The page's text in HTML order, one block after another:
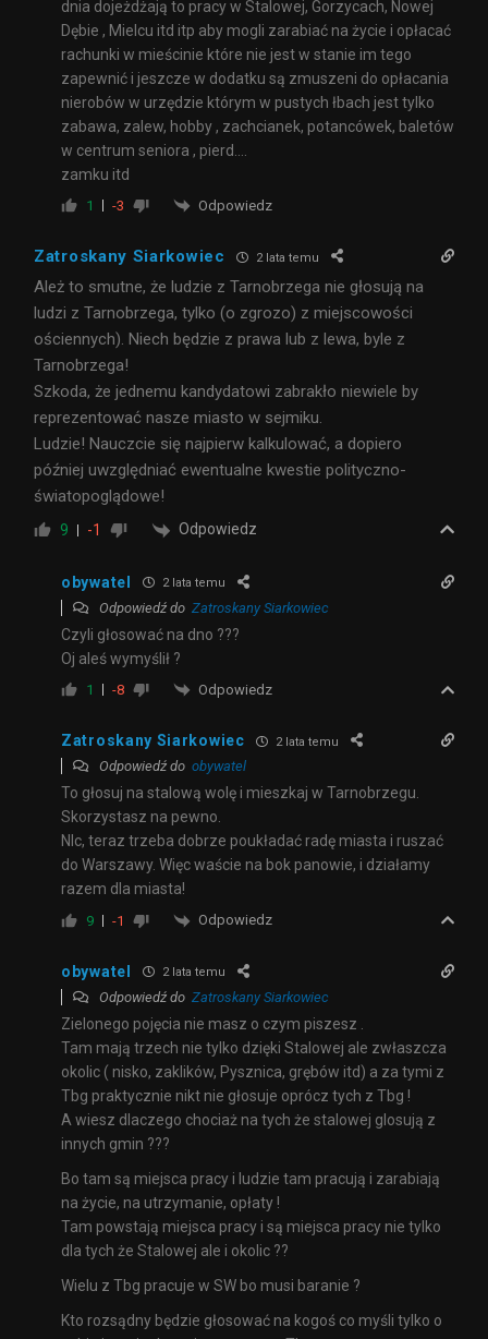
dnia dojeżdżają to pracy w Stalowej, Gorzycach, Nowej
Dębie , Mielcu itd itp aby mogli zarabiać na życie i opłacać
rachunki w mieścinie które nie jest w stanie im tego
zapewnić i jeszcze w dodatku są zmuszeni do opłacania
nierobów w urzędzie którym w pustych łbach jest tylko
zabawa, zalew, hobby , zachcianek, potancówek, baletów
w centrum seniora , pierd….
zamku itd
1 -3 Odpowiedz
Zatroskany Siarkowiec 2 lata temu
Ależ to smutne, że ludzie z Tarnobrzega nie głosują na
ludzi z Tarnobrzega, tylko (o zgrozo) z miejscowości
ościennych). Niech będzie z prawa lub z lewa, byle z
Tarnobrzega!
Szkoda, że jednemu kandydatowi zabrakło niewiele by
reprezentować nasze miasto w sejmiku.
Ludzie! Nauczcie się najpierw kalkulować, a dopiero
później uwzględniać ewentualne kwestie polityczno-
światopoglądowe!
9 -1 Odpowiedz
obywatel 2 lata temu
Odpowiedź do Zatroskany Siarkowiec
Czyli głosować na dno ???
Oj aleś wymyślił ?
1 -8 Odpowiedz
Zatroskany Siarkowiec 2 lata temu
Odpowiedź do obywatel
To głosuj na stalową wolę i mieszkaj w Tarnobrzegu.
Skorzystasz na pewno.
NIc, teraz trzeba dobrze poukładać radę miasta i ruszać
do Warszawy. Więc waście na bok panowie, i działamy
razem dla miasta!
9 -1 Odpowiedz
obywatel 2 lata temu
Odpowiedź do Zatroskany Siarkowiec
Zielonego pojęcia nie masz o czym piszesz .
Tam mają trzech nie tylko dzięki Stalowej ale zwłaszcza
okolic ( nisko, zaklików, Pysznica, grębów itd) a za tymi z
Tbg praktycznie nikt nie głosuje oprócz tych z Tbg !
A wiesz dlaczego chociaż na tych że stalowej glosują z
innych gmin ???
Bo tam są miejsca pracy i ludzie tam pracują i zarabiają
na życie, na utrzymanie, opłaty !
Tam powstają miejsca pracy i są miejsca pracy nie tylko
dla tych że Stalowej ale i okolic ??
Wielu z Tbg pracuje w SW bo musi baranie ?
Kto rozsądny będzie głosować na kogoś co myśli tylko o